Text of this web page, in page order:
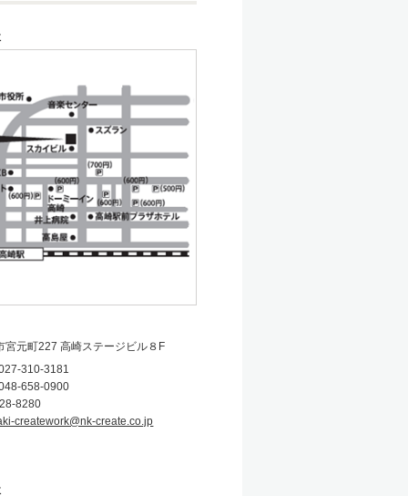
宮元町227 高崎ステージビル８F
310-3181
658-0900
8280
creatework@nk-create.co.jp